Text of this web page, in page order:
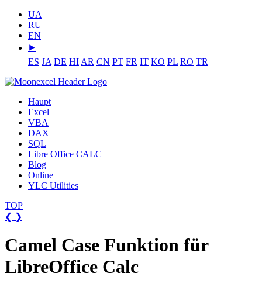
UA
RU
EN
⯈
ES JA DE HI AR CN PT FR IT KO PL RO TR
Haupt
Excel
VBA
DAX
SQL
Libre Office CALC
Blog
Online
YLC Utilities
TOP
❮ ❯
Camel Case Funktion für
LibreOffice Calc